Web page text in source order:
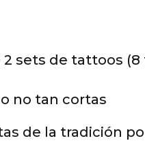
2 sets de tattoos
no tan cortas
de la tradición